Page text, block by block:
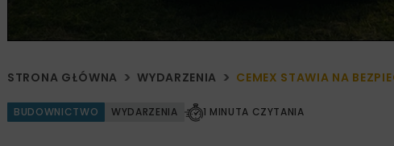
STRONA GŁÓWNA WYDARZENIA CEMEX STAWIA NA
BUDOWNICTWO WYDARZENIA 1 MINUTA CZYTANIA